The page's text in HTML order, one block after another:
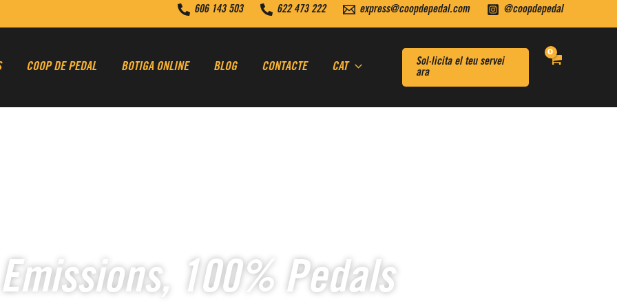
606 143 503 622 473 222 express@coopdepedal.com @coopdepedal
COOP DE PEDAL BOTIGA ONLINE BLOG CONTACTE CAT
Sol·licita el teu servei
ara
100% Pedals